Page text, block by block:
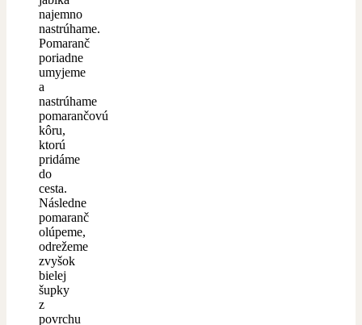
najemno
nastrúhame.
Pomaranč
poriadne
umyjeme
a
nastrúhame
pomarančovú
kôru,
ktorú
pridáme
do
cesta.
Následne
pomaranč
olúpeme,
odrežeme
zvyšok
bielej
šupky
z
povrchu